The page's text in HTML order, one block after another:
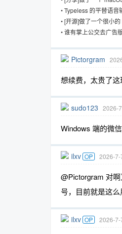
•Typeless 的平替语音
•[开源]做了一个很小
•谁有掌上公交去广告
Pictorgram
想续费，太贵了
sudo123 2026-
Windows 端的微
ilxv OP 2026-7-
@Pictorgram 对
号，目前就是这
ilxv OP 2026-7-